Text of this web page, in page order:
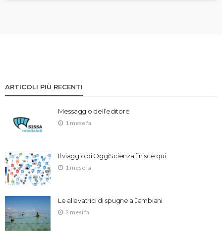
ARTICOLI PIÙ RECENTI
Messaggio dell’editore
1 mese fa
Il viaggio di OggiScienza finisce qui
1 mese fa
Le allevatrici di spugne a Jambiani
2 mesi fa